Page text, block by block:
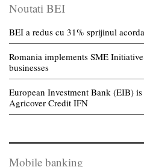
Noutati BEI
BEI a redus cu 31% sprijinul
Romania implements SME
businesses
European Investment Bank (EIB)
Agricover Credit IFN
Mobile banking